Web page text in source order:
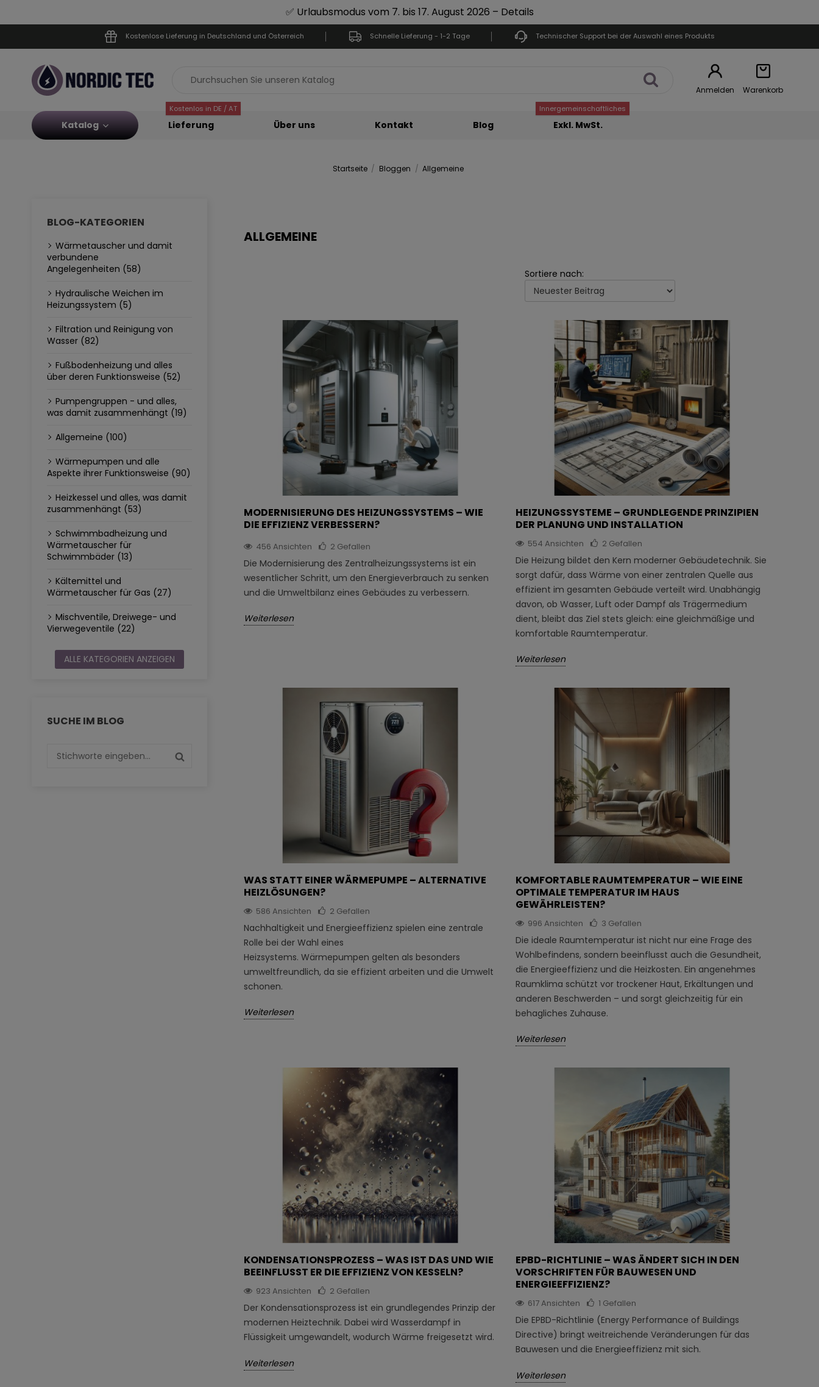
✅ Urlaubsmodus vom 7. bis 17. August 2026 – Details
Kostenlose Lieferung in Deutschland und Österreich Schnelle Lieferung - 1-2 Tage Technischer Support bei der Auswahl eines Produkts
Anmelden Warenkorb
Katalog
Kostenlos in DE / AT
Lieferung Über uns Kontakt Blog
Innergemeinschaftliches
Exkl. MwSt.
Startseite Bloggen Allgemeine
BLOG-KATEGORIEN
Wärmetauscher und damit
verbundene
Angelegenheiten (58)
Hydraulische Weichen im
Heizungssystem (5)
Filtration und Reinigung von
Wasser (82)
Fußbodenheizung und alles
über deren Funktionsweise (52)
Pumpengruppen - und alles,
was damit zusammenhängt (19)
Allgemeine (100)
Wärmepumpen und alle
Aspekte ihrer Funktionsweise (90)
Heizkessel und alles, was damit
zusammenhängt (53)
Schwimmbadheizung und
Wärmetauscher für
Schwimmbäder (13)
Kältemittel und
Wärmetauscher für Gas (27)
Mischventile, Dreiwege- und
Vierwegeventile (22)
ALLE KATEGORIEN ANZEIGEN
SUCHE IM BLOG
ALLGEMEINE
Sortiere nach:
MODERNISIERUNG DES HEIZUNGSSYSTEMS – WIE
DIE EFFIZIENZ VERBESSERN?
456 Ansichten 2 Gefallen
Die Modernisierung des Zentralheizungssystems ist ein
wesentlicher Schritt, um den Energieverbrauch zu senken
und die Umweltbilanz eines Gebäudes zu verbessern.
Weiterlesen
HEIZUNGSSYSTEME – GRUNDLEGENDE PRINZIPIEN
DER PLANUNG UND INSTALLATION
554 Ansichten 2 Gefallen
Die Heizung bildet den Kern moderner Gebäudetechnik. Sie
sorgt dafür, dass Wärme von einer zentralen Quelle aus
effizient im gesamten Gebäude verteilt wird. Unabhängig
davon, ob Wasser, Luft oder Dampf als Trägermedium
dient, bleibt das Ziel stets gleich: eine gleichmäßige und
komfortable Raumtemperatur.
Weiterlesen
WAS STATT EINER WÄRMEPUMPE – ALTERNATIVE
HEIZLÖSUNGEN?
586 Ansichten 2 Gefallen
Nachhaltigkeit und Energieeffizienz spielen eine zentrale
Rolle bei der Wahl eines
Heizsystems. Wärmepumpen gelten als besonders
umweltfreundlich, da sie effizient arbeiten und die Umwelt
schonen.
Weiterlesen
KOMFORTABLE RAUMTEMPERATUR – WIE EINE
OPTIMALE TEMPERATUR IM HAUS
GEWÄHRLEISTEN?
996 Ansichten 3 Gefallen
Die ideale Raumtemperatur ist nicht nur eine Frage des
Wohlbefindens, sondern beeinflusst auch die Gesundheit,
die Energieeffizienz und die Heizkosten. Ein angenehmes
Raumklima schützt vor trockener Haut, Erkältungen und
anderen Beschwerden – und sorgt gleichzeitig für ein
behagliches Zuhause.
Weiterlesen
KONDENSATIONSPROZESS – WAS IST DAS UND WIE
BEEINFLUSST ER DIE EFFIZIENZ VON KESSELN?
923 Ansichten 2 Gefallen
Der Kondensationsprozess ist ein grundlegendes Prinzip der
modernen Heiztechnik. Dabei wird Wasserdampf in
Flüssigkeit umgewandelt, wodurch Wärme freigesetzt wird.
Weiterlesen
EPBD-RICHTLINIE – WAS ÄNDERT SICH IN DEN
VORSCHRIFTEN FÜR BAUWESEN UND
ENERGIEEFFIZIENZ?
617Ansichten 1 Gefallen
Die EPBD-Richtlinie (Energy Performance of Buildings
Directive) bringt weitreichende Veränderungen für das
Bauwesen und die Energieeffizienz mit sich.
Weiterlesen